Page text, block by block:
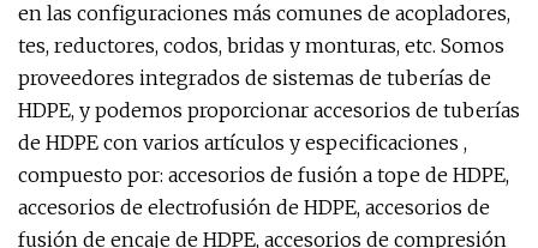
en las configuraciones más comunes de acopladores,
tes, reductores, codos, bridas y monturas, etc. Somos
proveedores integrados de sistemas de tuberías de
HDPE, y podemos proporcionar accesorios de tuberías
de HDPE con varios artículos y especificaciones ,
compuesto por: accesorios de fusión a tope de HDPE,
accesorios de electrofusión de HDPE, accesorios de
fusión de encaje de HDPE, accesorios de compresión